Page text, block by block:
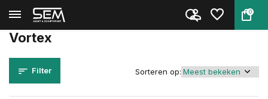
0
Terug Home
Vortex
Filter Sorteren op: